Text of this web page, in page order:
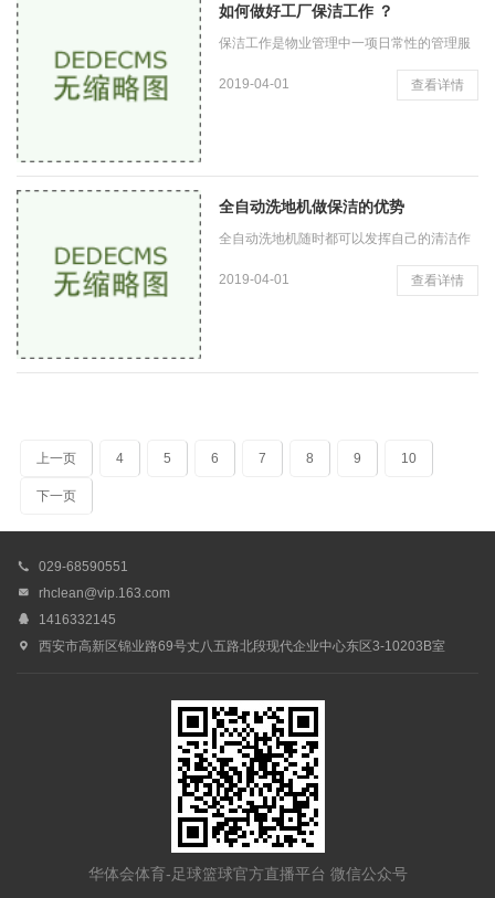
如何做好工厂保洁工作 ？
保洁工作是物业管理中一项日常性的管理服
务工作，其目的是给业主及住户提供一个清
洁宜人、优美的生活环境。良好的保洁工作
2019-04-01 查看详情
全自动洗地机做保洁的优势
全自动洗地机随时都可以发挥自己的清洁作
用，只要我们是有需要就可以让它及时的为
我们完成清理，这样我们周边的环境也就可
2019-04-01 查看详情
上一页 4 5 6 7 8 9 10
下一页
 029-68590551
 rhclean@vip.163.com
 1416332145
 西安市高新区锦业路69号丈八五路北段现代企业中心东区3-10203B室
华体会体育-足球篮球官方直播平台 微信公众号